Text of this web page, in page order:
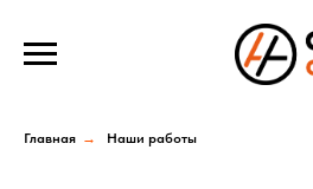
Главная → Наши работы